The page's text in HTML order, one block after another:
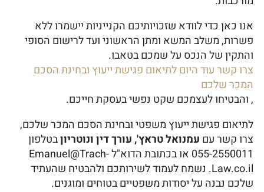
אנו כאן כדי לוודא שזכויותיכם הקנייניות יישמרו ללא
פשרות, משלב המשא ומתן הראשוני ועד לרישום הסופי
והתקין של הנכס על שמכם בטאבו.
צרו קשר עוד היום לתיאום פגישת ייעוץ ובחינת הסכם
המכר שלכם
, והבטיחו לעצמכם שקט נפשי בעסקת חייכם.
לתיאום פגישת ייעוץ משפטי ובחינת הסכם המכר שלכם,
צרו קשר עם עמנואל טראץ', עורך דין ונוטריוןבטלפון
055-2550011 או בכתובת הדוא"ל Emanuel@Trach-
Law.co.il. נשמח לעמוד לשירותכם ולהבטיח שהעתיד
שלכם נבנה על יסודות משפטיים בטוחים ומוגנים.